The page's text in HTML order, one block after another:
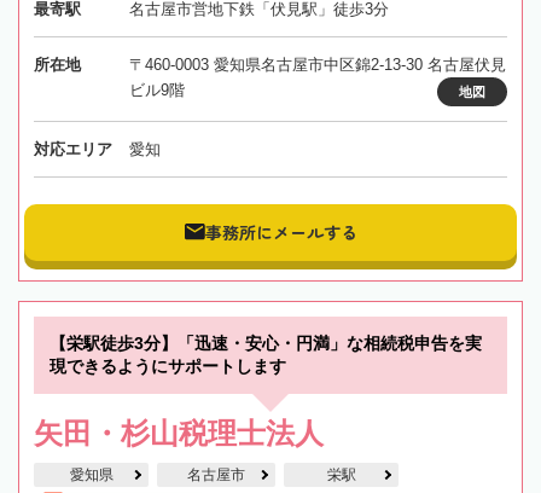
最寄駅 名古屋市営地下鉄「伏見駅」徒歩3分
所在地
〒460-0003 愛知県名古屋市中区錦2-13-30 名古屋伏見
ビル9階
地図
対応エリア 愛知
事務所にメールする
【栄駅徒歩3分】「迅速・安心・円満」な相続税申告を実
現できるようにサポートします
矢田・杉山税理士法人
愛知県 名古屋市 栄駅